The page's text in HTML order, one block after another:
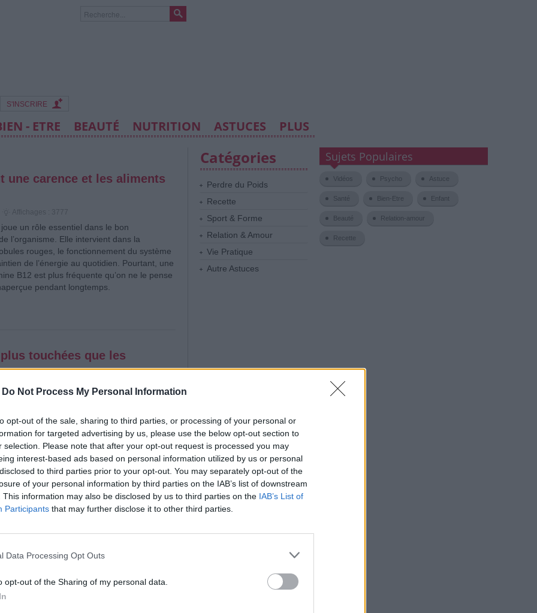
Do Not Process My Personal Information
opt-out of the sale, sharing to third parties, or processing of your personal or
for targeted advertising by us, please use the below opt-out section to
selection. Please note that after your opt-out request is processed you may
interest-based ads based on personal information utilized by us or personal
to third parties prior to your opt-out. You may separately opt-out of the
of your personal information by third parties on the IAB’s list of downstream
This information may also be disclosed by us to third parties on the IAB’s List of
Participants that may further disclose it to other third parties.
Data Processing Opt Outs
opt-out of the Sharing of my personal data.
S'INSCRIRE
- ETRE BEAUTÉ NUTRITION ASTUCES PLUS
une carence et les aliments
un rôle essentiel dans le bon
l’organisme. Elle intervient dans la
rouges, le fonctionnement du système
de l’énergie au quotidien. Pourtant, une
B12 est plus fréquente qu’on ne le pense
pendant longtemps.
touchées que les
Affichages : 711
risque augmente avec l’âge.
un autisme non
réservé à l’enfance. De nombreux adultes
tôt. Chez eux, les signes sont souvent
Catégories
Perdre du Poids
Recette
Sport & Forme
Relation & Amour
Vie Pratique
Autre Astuces
Sujets Populaires
Vidéos Psycho Astuce
Santé Bien-Etre Enfant
Beauté Relation-amour
Recette